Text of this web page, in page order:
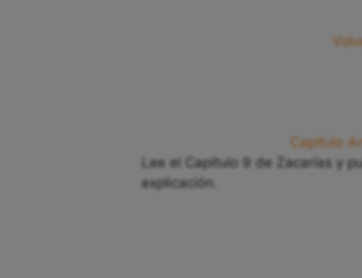
Capítulo
Lee el Capítulo 9 de Zacarías y
explicación.